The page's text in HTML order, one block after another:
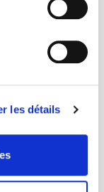
les détails